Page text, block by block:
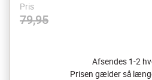
Pris
79,95
Afsendes 1-2
Prisen gælder så